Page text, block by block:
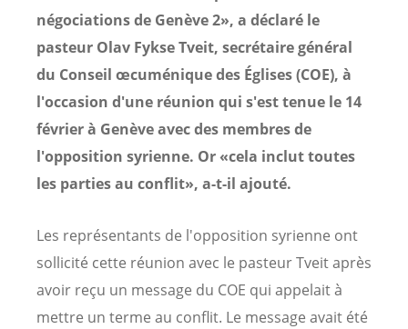
négociations de Genève 2», a déclaré le
pasteur Olav Fykse Tveit, secrétaire général
du Conseil œcuménique des Églises (COE), à
l'occasion d'une réunion qui s'est tenue le 14
février à Genève avec des membres de
l'opposition syrienne. Or «cela inclut toutes
les parties au conflit», a-t-il ajouté.
Les représentants de l'opposition syrienne ont
sollicité cette réunion avec le pasteur Tveit après
avoir reçu un message du COE qui appelait à
mettre un terme au conflit. Le message avait été